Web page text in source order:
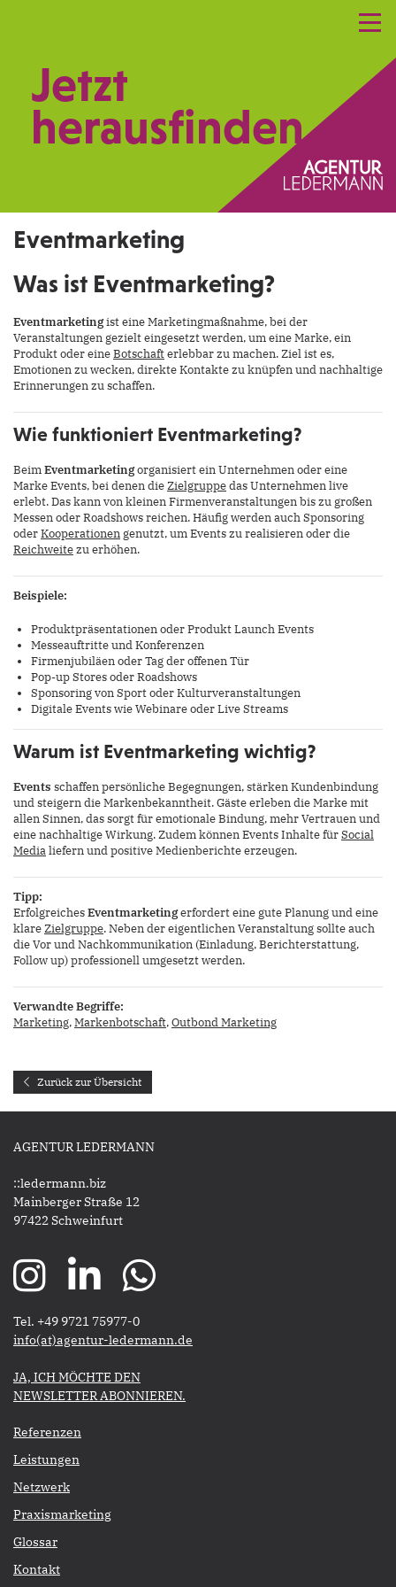
Praxismarketing
Kontakt
Jetzt
herausfinden.
Eventmarketing
Was ist Eventmarketing?
Eventmarketingist eine Marketingmaßnahme, bei der
Veranstaltungen gezielt eingesetzt werden, um eine Marke, ein
Produkt oder eineBotschafterlebbar zu machen. Ziel ist es,
Emotionen zu wecken, direkte Kontakte zu knüpfen und nachhaltige
Erinnerungen zu schaffen.
Wie funktioniert Eventmarketing?
BeimEventmarketingorganisiert ein Unternehmen oder eine
Marke Events, bei denen dieZielgruppedas Unternehmen live
erlebt. Das kann von kleinen Firmenveranstaltungen bis zu großen
Messen oder Roadshows reichen. Häufig werden auch Sponsoring
oderKooperationen genutzt, um Events zu realisieren oder die
Reichweitezu erhöhen.
Beispiele:
Produktpräsentationen oder Produkt Launch Events
Messeauftritte und Konferenzen
Firmenjubiläen oder Tag der offenen Tür
Pop-up Stores oder Roadshows
Sponsoring von Sport oder Kulturveranstaltungen
Digitale Events wie Webinare oder Live Streams
Warum ist Eventmarketing wichtig?
Events schaffen persönliche Begegnungen, stärken Kundenbindung
und steigern die Markenbekanntheit. Gäste erleben die Marke mit
allen Sinnen, das sorgt für emotionale Bindung, mehr Vertrauen und
eine nachhaltige Wirkung. Zudem können Events Inhalte fürSocial
Medialiefern und positive Medienberichte erzeugen.
Tipp:
ErfolgreichesEventmarketingerfordert eine gute Planung und eine
klareZielgruppe. Neben der eigentlichen Veranstaltung sollte auch
die Vor und Nachkommunikation (Einladung, Berichterstattung,
Follow up) professionell umgesetzt werden.
Verwandte Begriffe:
Marketing,Markenbotschaft,Outbond Marketing
Zurück zur Übersicht
AGENTUR LEDERMANN
::ledermann.biz
Mainberger Straße 12
97422 Schweinfurt
Tel. +49 9721 75977-0
​​​​​​​info(at)agentur-ledermann.de
​​​​​JA, ICH MÖCHTE DEN
NEWSLETTER ABONNIEREN.​​​​​​​
Referenzen
Leistungen
Netzwerk
Praxismarketing
Glossar
Kontakt